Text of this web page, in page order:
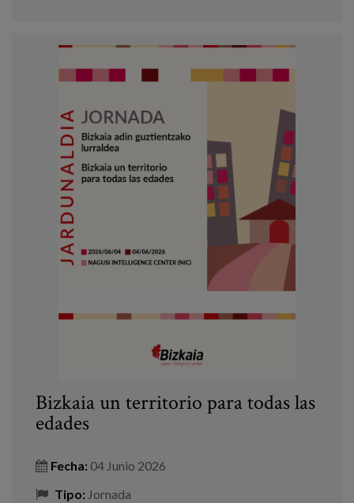
Bizkaia un territorio para todas las
edades
Fecha: 04 Junio 2026
Tipo: Jornada